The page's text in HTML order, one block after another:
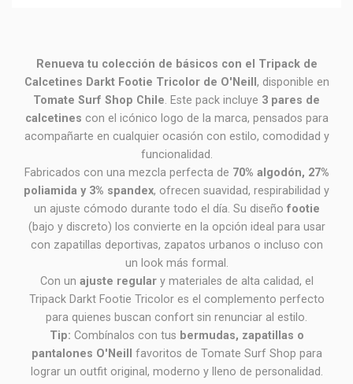
Renueva tu colección de básicos con el Tripack de
Calcetines Darkt Footie Tricolor de O'Neill , disponible en
Tomate Surf Shop Chile. Este pack incluye 3 pares de
calcetines con el icónico logo de la marca, pensados para
acompañarte en cualquier ocasión con estilo, comodidad y
funcionalidad.
Fabricados con una mezcla perfecta de 70% algodón, 27%
poliamida y 3% spandex, ofrecen suavidad, respirabilidad y
un ajuste cómodo durante todo el día. Su diseño footie
(bajo y discreto) los convierte en la opción ideal para usar
con zapatillas deportivas, zapatos urbanos o incluso con
un look más formal.
Con un ajuste regulary materiales de alta calidad, el
Tripack Darkt Footie Tricolor es el complemento perfecto
para quienes buscan confort sin renunciar al estilo.
Tip: Combínalos con tus bermudas, zapatillas o
pantalones O'Neill
favoritos de Tomate Surf Shop para
lograr un outfit original, moderno y lleno de personalidad.